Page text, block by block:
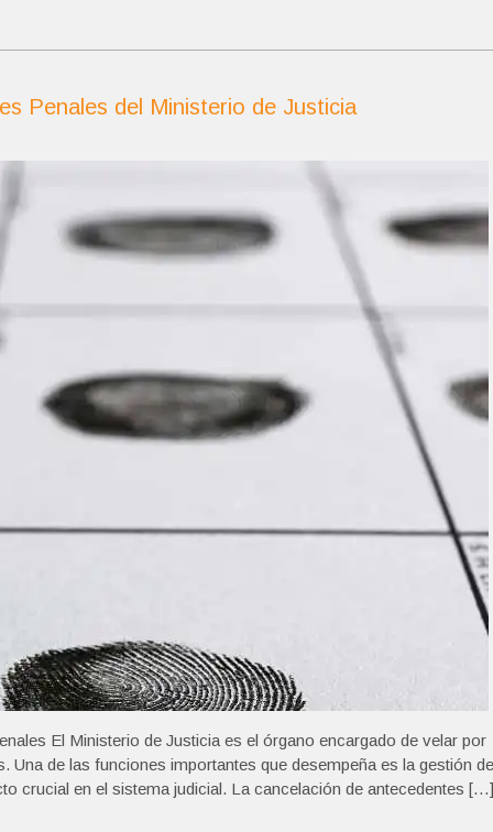
Penales del Ministerio de Justicia
El Ministerio de Justicia es el órgano encargado de velar por
de las funciones importantes que desempeña es la gestión de
crucial en el sistema judicial. La cancelación de antecedentes […]